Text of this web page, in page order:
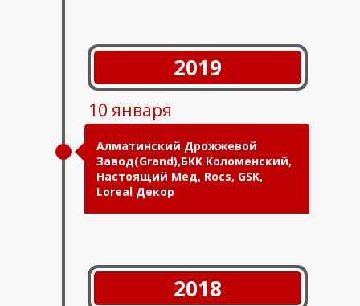
2019
10 января
Алматинский Дрожжевой
Завод(Grand),БКК Коломенский,
Настоящий Мед, Rocs, GSK,
Loreal Декор
2018